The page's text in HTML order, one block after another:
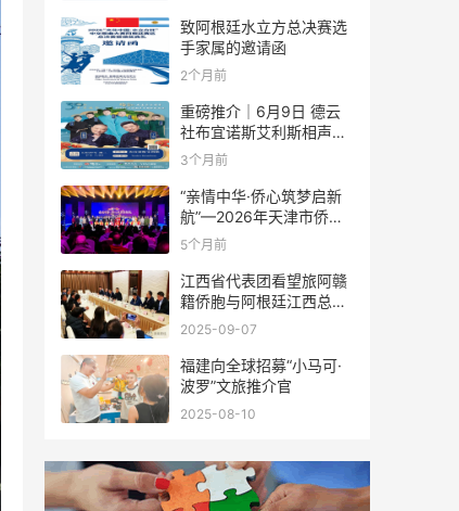
致阿根廷水立方总决赛选
手家属的邀请函
2个月前
重磅推介｜6月9日 德云
社布宜诺斯艾利斯相声专
场！国风曲艺邂逅南美风
结！
3个月前
“亲情中华·侨心筑梦启新
航”—2026年天津市侨界
新春联谊活动成功举办
5个月前
江西省代表团看望旅阿赣
籍侨胞与阿根廷江西总商
会座谈
2025-09-07
福建向全球招募“小马可·
波罗”文旅推介官
2025-08-10